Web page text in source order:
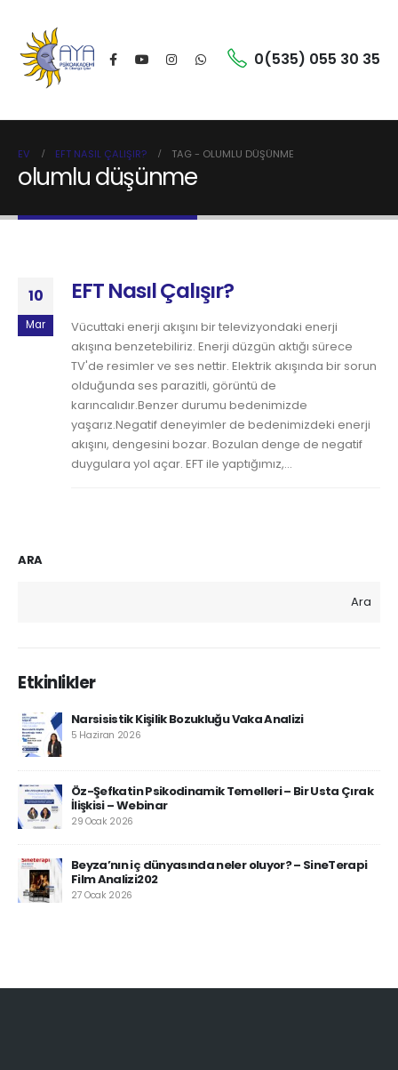
0(535) 055 30 35
EV EFT NASIL ÇALIŞIR? TAG - OLUMLU DÜŞÜNME
olumlu düşünme
10
Mar
EFT Nasıl Çalışır?
Vücuttaki enerji akışını bir televizyondaki enerji
akışına benzetebiliriz. Enerji düzgün aktığı sürece
TV'de resimler ve ses nettir. Elektrik akışında bir sorun
olduğunda ses parazitli, görüntü de
karıncalıdır.Benzer durumu bedenimizde
yaşarız.Negatif deneyimler de bedenimizdeki enerji
akışını, dengesini bozar. Bozulan denge de negatif
duygulara yol açar. EFT ile yaptığımız,...
ARA
Ara
Etkinlikler
Narsisistik Kişilik Bozukluğu Vaka Analizi
5 Haziran 2026
Öz-Şefkatin Psikodinamik Temelleri – Bir Usta Çırak
İlişkisi – Webinar
29 Ocak 2026
Beyza’nın iç dünyasında neler oluyor? – SineTerapi
Film Analizi202
27 Ocak 2026